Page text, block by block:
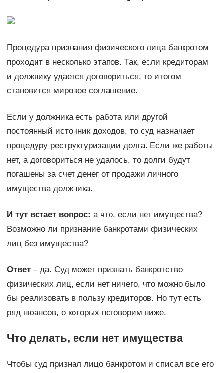
Процедура признания физического лица банкротом
проходит в несколько этапов. Так, если кредиторам
и должнику удается договориться, то итогом
становится мировое соглашение.
Если у должника есть работа или другой
постоянный источник доходов, то суд назначает
процедуру реструктуризации долга. Если же работы
нет, а договориться не удалось, то долги будут
погашены за счет денег от продажи личного
имущества должника.
И тут встает вопрос: а что, если нет имущества?
Возможно ли признание банкротами физических
лиц без имущества?
Ответ– да. Суд может признать банкротство
физических лиц, если нет ничего, что можно было
бы реализовать в пользу кредиторов. Но тут есть
ряд нюансов, о которых поговорим ниже.
Что делать, если нет имущества
Чтобы суд признал лицо банкротом и списал все его